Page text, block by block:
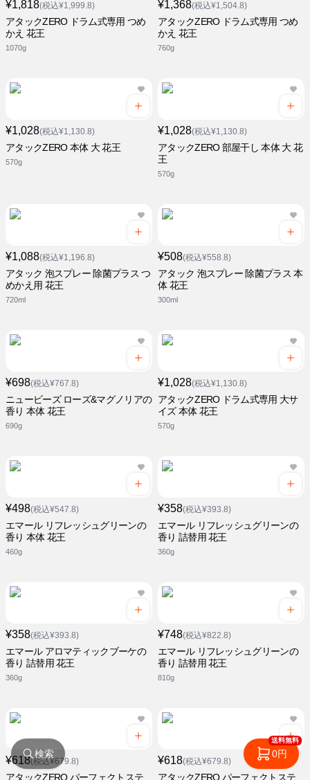
¥1,818(税込¥1,999.8)
アタックZERO ドラム式専用 つめ
かえ 花王
1070g
¥1,368(税込¥1,504.8)
アタックZERO ドラム式専用 つめ
かえ 花王
760g
¥1,028(税込¥1,130.8)
アタックZERO 本体 大 花王
570g
¥1,028(税込¥1,130.8)
アタックZERO 部屋干し 本体 大 花
王
570g
¥1,088(税込¥1,196.8)
アタック 泡スプレー 除菌プラス つ
めかえ用 花王
720ml
¥508(税込¥558.8)
アタック 泡スプレー 除菌プラス 本
体 花王
300ml
¥698(税込¥767.8)
ニュービーズ ローズ&マグノリアの
香り 本体 花王
690g
¥1,028(税込¥1,130.8)
アタックZERO ドラム式専用 大サ
イズ 本体 花王
570g
¥498(税込¥547.8)
エマール リフレッシュグリーンの
香り 本体 花王
460g
¥358(税込¥393.8)
エマール リフレッシュグリーンの
香り 詰替用 花王
360g
¥358(税込¥393.8)
エマール アロマティックブーケの
香り 詰替用 花王
360g
¥748(税込¥822.8)
エマール リフレッシュグリーンの
香り 詰替用 花王
810g
¥618(税込¥679.8)
アタックZERO パーフェクトステ
¥618(税込¥679.8)
アタックZERO パーフェクトステ
検索
送料無料
0円